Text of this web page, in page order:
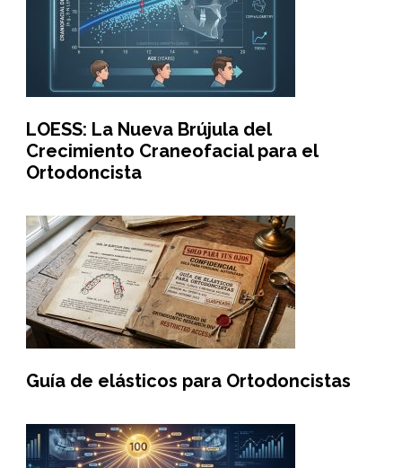
LOESS: La Nueva Brújula del
Crecimiento Craneofacial para el
Ortodoncista
Guía de elásticos para Ortodoncistas